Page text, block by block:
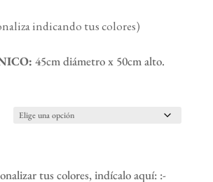
indicando tus colores)
45cm diámetro x 50cm alto.
tus colores, indícalo aquí: :-